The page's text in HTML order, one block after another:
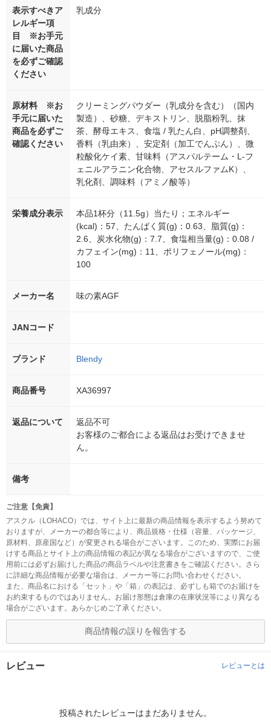
表示すべきア
レルギー項
目 ※お手元
に届いた商品
を必ずご確認
ください
乳成分
原材料 ※お
手元に届いた
商品を必ずご
確認ください
クリーミングパウダー（乳成分を含む）（国内
製造）、砂糖、デキストリン、脱脂粉乳、抹
茶、酵母エキス、食塩 / 乳たん白、pH調整剤、
香料（乳由来）、安定剤（加工でんぷん）、微
粒酸化ケイ素、甘味料（アスパルテーム・L-フ
ェニルアラニン化合物、アセスルファムK）、
乳化剤、調味料（アミノ酸等）
栄養成分表示
本品1杯分（11.5g）当たり；エネルギー
(kcal)：57、たんぱく質(g)：0.63、脂質(g)：
2.6、炭水化物(g)：7.7、食塩相当量(g)：0.08 /
カフェイン(mg)：11、ポリフェノール(mg)：
100
メーカー名 味の素AGF
JANコード
ブランド Blendy
商品番号 XA36997
返品について
返品不可
お客様のご都合による返品はお受けできませ
ん。
備考
ご注意【免責】
アスクル（LOHACO）では、サイト上に最新の商品情報を表示するよう努めて
おりますが、メーカーの都合等により、商品規格・仕様（容量、パッケージ、
原材料、原産国など）が変更される場合がございます。このため、実際にお届
けする商品とサイト上の商品情報の表記が異なる場合がございますので、ご使
用前には必ずお届けした商品の商品ラベルや注意書きをご確認ください。さら
に詳細な商品情報が必要な場合は、メーカー等にお問い合わせください。
また、商品名における「セット」や「箱」の表記は、必ずしも箱でのお届けを
お約束するものではありません。お届け形態は倉庫の在庫状況等により異なる
場合がございます。あらかじめご了承ください。
商品情報の誤りを報告する
レビュー レビューとは
投稿されたレビューはまだありません。